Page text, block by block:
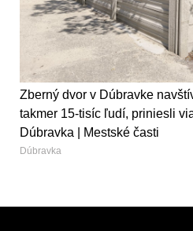
Zberný dvor v Dúbravke
takmer 15-tisíc ľudí, priniesli
Dúbravka | Mestské časti
Dúbravka